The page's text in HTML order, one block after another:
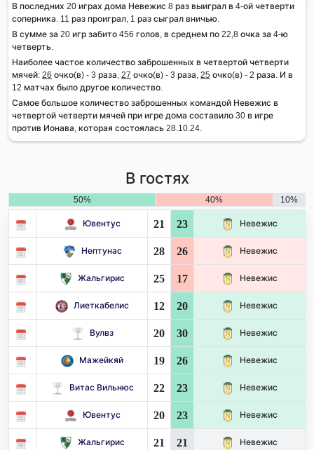
В последних 20 играх дома Невежис 8 раз выиграл в 4-ой четверти
соперника. 11 раз проиграл, 1 раз сыграл вничью.
В сумме за 20 игр забито 456 голов, в среднем по 22,8 очка за 4-ю
четверть.
Наиболее частое количество заброшенных в четвертой четверти
мячей: 26 очко(в) - 3 раза, 27 очко(в) - 3 раза, 25 очко(в) - 2 раза. И в
12 матчах было другое количество.
Самое большое количество заброшенных командой Невежис в
четвертой четверти мячей при игре дома составило 30 в игре
против Ионава, которая состоялась 28.10.24.
В гостях
50% 40% 10%
Ювентус 21 23 Невежис
Нептунас 28 26 Невежис
Жальгирис 25 17 Невежис
Лиеткабелис 12 20 Невежис
Вулвз 20 30 Невежис
Мажейкяй 19 26 Невежис
Витас Вильнюс 22 23 Невежис
Ювентус 20 23 Невежис
Жальгирис 21 21 Невежис